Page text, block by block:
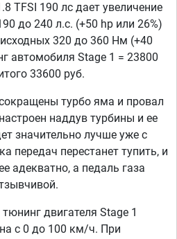
TFSI 190 лс дает увеличение
до 240 л.с. (+50 hp или 26%)
320 до 360 Нм (+40
автомобиля Stage 1 = 23800
33600 руб.
турбо яма и провал
наддув турбины и ее
значительно лучше уже с
передач перестанет тупить, и
адекватно, а педаль газа
двигателя Stage 1
с 0 до 100 км/ч. При